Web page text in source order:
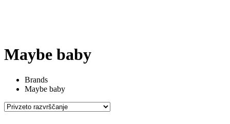
Maybe baby
Brands
Maybe baby